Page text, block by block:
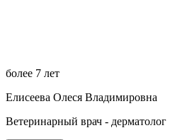
более 7 лет
Елисеева Олеся Владимировна
Ветеринарный врач - дерматолог